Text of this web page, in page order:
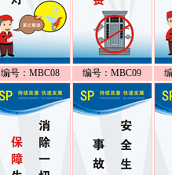
编号：MBC08 编号：MBC09